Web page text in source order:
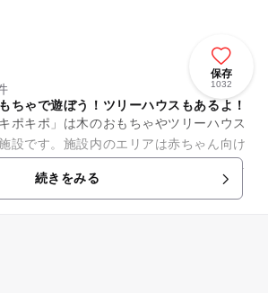
保存
1032
ちゃで遊ぼう！ツリーハウスもあるよ！
ポキポ」は木のおもちゃやツリーハウス
設です。施設内のエリアは赤ちゃん向け
う「赤ちゃんひろば」をはじめ、忍野八
玉プー...
続きをみる